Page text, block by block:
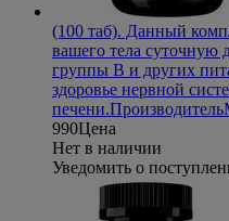
(100 таб). Данный
вашего тела суточную
группы В и других
здоровье нервной
печени.Производитель
990Цена
Нет в наличии
Уведомить о